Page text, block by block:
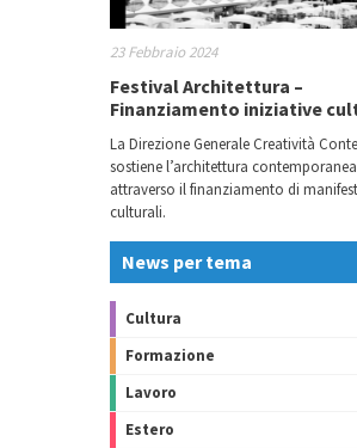
23 Febbraio 2024
Festival Architettura –
Finanziamento iniziative
La Direzione Generale Creatività
sostiene l’architettura
attraverso il finanziamento di
culturali.
News per tema
Cultura
Formazione
Lavoro
Estero